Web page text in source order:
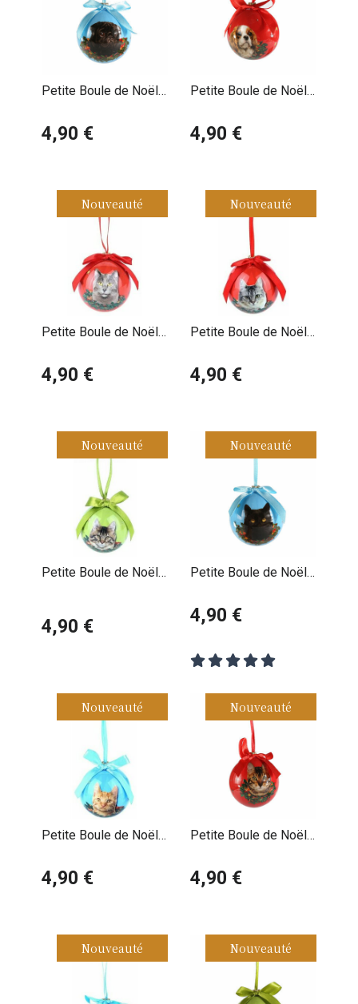
Petite Boule de Noël
4,90 €
Petite Boule de Noël
Blenheim
4,90 €
Nouveauté
Petite Boule de Noël
4,90 €
Nouveauté
Petite Boule de Noël
4,90 €
Nouveauté
Petite Boule de Noël
4,90 €
Nouveauté
Petite Boule de Noël
4,90 €
Nouveauté
Petite Boule de Noël
4,90 €
Nouveauté
Petite Boule de Noël
4,90 €
Nouveauté Nouveauté